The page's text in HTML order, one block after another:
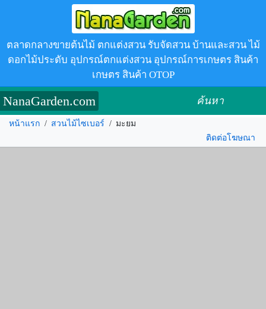
ตลาดกลางขายต้นไม้ ตกแต่งสวน รับจัดสวน บ้านและสวน ไม้
ดอกไม้ประดับ อุปกรณ์ตกแต่งสวน อุปกรณ์การเกษตร สินค้า
เกษตร สินค้า OTOP
NanaGarden.com ค้นหา
หน้าแรก / สวนไม้ไซเบอร์ / มะยม
ติดต่อโฆษณา